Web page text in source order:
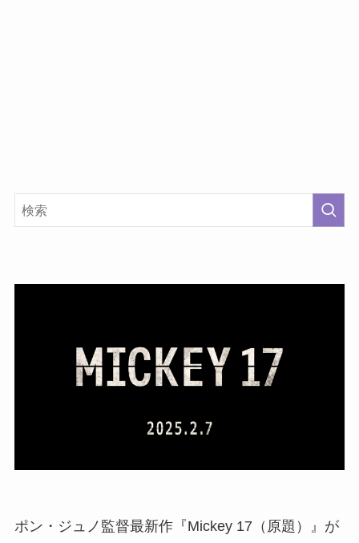
ポン・ジュノ監督最新作『Mickey 17（原題）』が